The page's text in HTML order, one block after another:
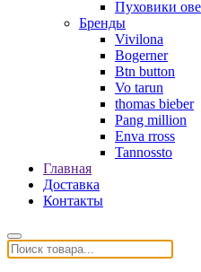
Пуховики
Бренды
Vivilona
Bogerner
Btn button
Vo tarun
thomas bieber
Pang million
Enva rross
Tannossto
Главная
Доставка
Контакты